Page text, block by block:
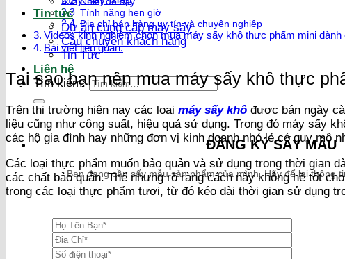
Tin tức
Dự án cung cấp máy sấy
Câu chuyện khách hàng
Tin Tức
Liên hệ
Tìm kiếm:
ĐĂNG KÝ SẤY MẪU
Bạn đang cần sấy mẫu sản phẩm của mình. Hãy để lại thông
Tính năng hẹn giờ
Địa chỉ bán hàng uy tín và chuyên nghiệp
Videos kinh nghiệm chọn mua máy sấy khô thực phẩm mini dành
Bài viết liên quan:
Tại sao bạn nên mua máy sấy khô thực
Trên thị trường hiện nay các loại máy sấy khô được bán ngày
liệu cũng như công suất, hiệu quả sử dụng. Trong đó máy sấy
các hộ gia đình hay những đơn vị kinh doanh nhỏ lẻ có quy mô
Các loại thực phẩm muốn bảo quản và sử dụng trong thời gian
các chất bảo quản. Thế nhưng rõ ràng cách này không hề tốt
trong các loại thực phẩm tươi, từ đó kéo dài thời gian sử dụng